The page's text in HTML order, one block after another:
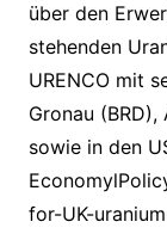
über den
stehenden
URENCO mit
Gronau
sowie in den
for-UK-